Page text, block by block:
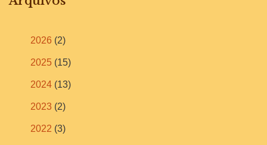
2026 (2)
2025 (15)
2024 (13)
2023 (2)
2022 (3)